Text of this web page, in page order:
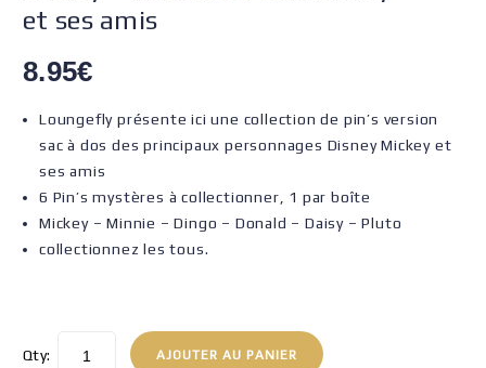
et ses amis
8.95€
Loungefly présente ici une collection de pin’s version
sac à dos des principaux personnages Disney Mickey et
ses amis
6 Pin’s mystères à collectionner, 1 par boîte
Mickey – Minnie – Dingo – Donald – Daisy – Pluto
collectionnez les tous.
Qty: AJOUTER AU PANIER